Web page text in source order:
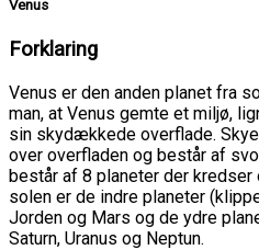
Venus
Forklaring
Venus er den anden planet fra
man, at Venus gemte et miljø,
sin skydækkede overflade.
over overfladen og består af
består af 8 planeter der
solen er de indre planeter
Jorden og Mars og de ydre
Saturn, Uranus og Neptun.